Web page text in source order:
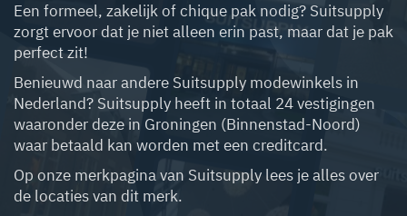
Een formeel, zakelijk of chique pak nodig? Suitsupply
zorgt ervoor dat je niet alleen erin past, maar dat je pak
perfect zit!
Benieuwd naar andere Suitsupply modewinkels in
Nederland? Suitsupply heeft in totaal 24 vestigingen
waaronder deze in Groningen (Binnenstad-Noord)
waar betaald kan worden met een creditcard.
Op onze merkpagina van Suitsupply lees je alles over
de locaties van dit merk.